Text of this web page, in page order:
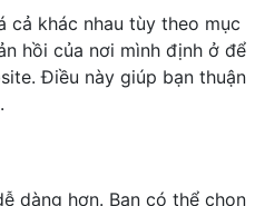
cả khác nhau tùy theo mục
hồi của nơi mình định ở để
Điều này giúp bạn thuận
dàng hơn. Bạn có thể chọn